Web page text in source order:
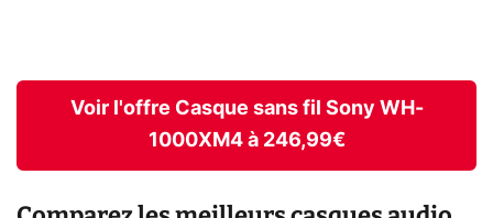
Voir l'offre Casque sans fil Sony WH-
1000XM4 à 246,99€